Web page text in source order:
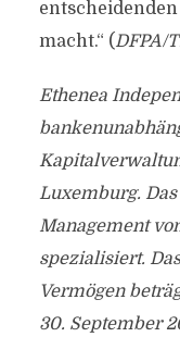
macht.“ (DFPA/
Ethenea
Luxemburg.
Management
spezialisiert.
Vermögen
30. September